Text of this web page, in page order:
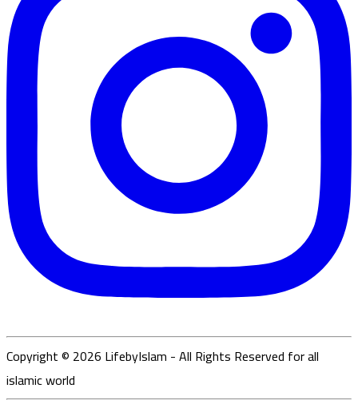
Copyright © 2026 LifebyIslam - All Rights Reserved for all
islamic world